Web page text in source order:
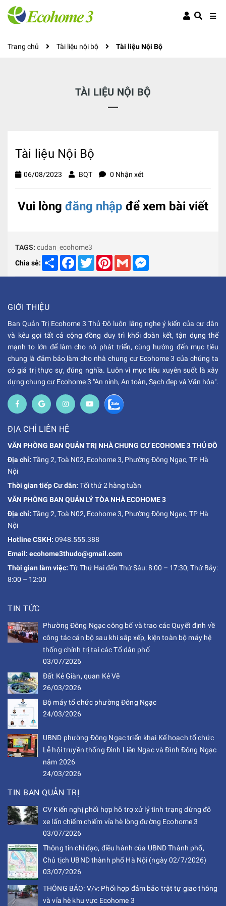
Trang chủ Tài liệu nội bộ Tài liệu Nội Bộ
TÀI LIỆU NỘI BỘ
Tài liệu Nội Bộ
06/08/2023 BQT 0 Nhận xét
Vui lòng đăng nhập để xem bài viết
TAGS: cudan_ecohome3
Chia sẻ:
Share Facebook
TwitterPinterestGmail
GIỚI THIỆU
Ban Quản Trị Ecohome 3 Thủ Đô luôn lắng nghe ý kiến của cư dân
và kêu gọi tất cả cộng đồng duy trì khối đoàn kết, tận dụng thế
mạnh to lớn để làm cho nó phát triển, cùng hướng đến mục tiêu
chung là đảm bảo làm cho nhà chung cư Ecohome 3 của chúng ta
có giá trị thực sự, đúng nghĩa. Luôn vì mục tiêu xuyên suốt là xây
dựng chung cư Ecohome 3 "An ninh, An toàn, Sạch đẹp và Văn hóa".
ĐỊA CHỈ LIÊN HỆ
VĂN PHÒNG BAN QUẢN TRỊ NHÀ CHUNG CƯ ECOHOME 3 THỦ ĐÔ
Địa chỉ: Tầng 2, Toà N02, Ecohome 3, Phường Đông Ngạc, TP Hà
Nội
Thời gian tiếp Cư dân: Tối thứ 2 hàng tuần
VĂN PHÒNG BAN QUẢN LÝ TÒA NHÀ ECOHOME 3
Địa chỉ: Tầng 2, Toà N02, Ecohome 3, Phường Đông Ngạc, TP Hà
Nội
Hotline CSKH: 0948.555.388
Email: ecohome3thudo@gmail.com
Thời gian làm việc: Từ Thứ Hai đến Thứ Sáu: 8:00 – 17:30; Thứ Bảy:
8:00 – 12:00
TIN TỨC
Phường Đông Ngạc công bố và trao các Quyết định về
công tác cán bộ sau khi sắp xếp, kiện toàn bộ máy hệ
thống chính trị tại các Tổ dân phố
03/07/2026
Đất Kẻ Giàn, quan Kẻ Vẽ
26/03/2026
Bộ máy tổ chức phường Đông Ngạc
24/03/2026
UBND phường Đông Ngạc triển khai Kế hoạch tổ chức
Lễ hội truyền thống Đình Liên Ngạc và Đình Đông Ngạc
năm 2026
24/03/2026
TIN BAN QUẢN TRỊ
CV Kiến nghị phối hợp hỗ trợ xử lý tình trạng dừng đỗ
xe lấn chiếm chiếm vỉa hè lòng đường Ecohome 3
03/07/2026
Thông tin chỉ đạo, điều hành của UBND Thành phố,
Chủ tịch UBND thành phố Hà Nội (ngày 02/7/2026)
03/07/2026
THÔNG BÁO: V/v: Phối hợp đảm bảo trật tự giao thông
và vỉa hè khu vực Ecohome 3